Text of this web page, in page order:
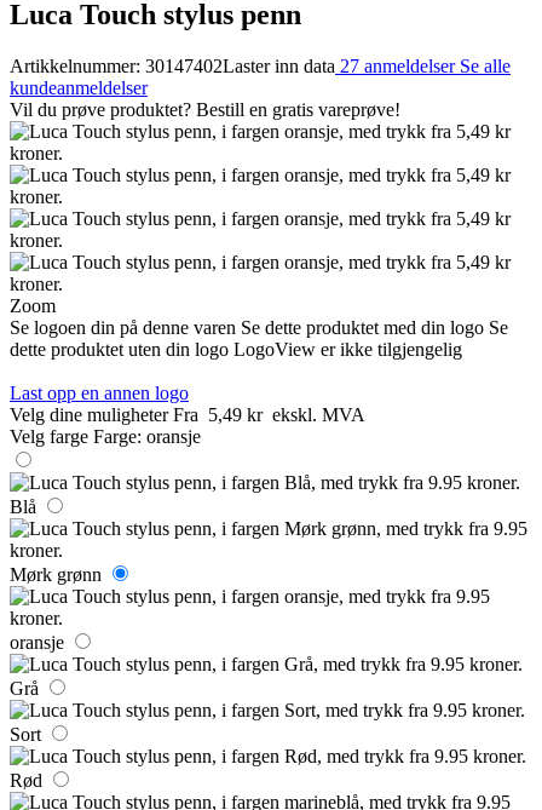
Luca Touch stylus penn
Artikkelnummer: 30147402Laster inn data 27 anmeldelser Se alle
kundeanmeldelser
Vil du prøve produktet? Bestill en gratis vareprøve!
Zoom
Se logoen din på denne varen Se dette produktet med din logo Se
dette produktet uten din logo LogoView er ikke tilgjengelig
Last opp en annen logo
Velg dine muligheter Fra 5,49 kr ekskl. MVA
Velg farge Farge: oransje
Blå
Mørk grønn
oransje
Grå
Sort
Rød